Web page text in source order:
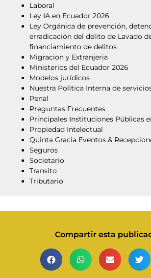
Laboral
Ley IA en Ecuador 2026
Ley Orgánica de prevención,
erradicación del delito de Lavado
financiamiento de delitos
Migracion y Extranjeria
Ministerios del Ecuador 2026
Modelos jurídicos
Nuestra Polìtica Interna de
Penal
Preguntas Frecuentes
Principales Instituciones Públicas
Propiedad Intelectual
Quinta Gracia Eventos &
Seguros
Societario
Transito
Tributario
Compartir esta